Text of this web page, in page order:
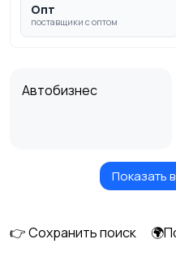
Опт
поставщики с оптом
Автобизнес
Бытовые услуги иПоказать
👉 Сохранить поиск